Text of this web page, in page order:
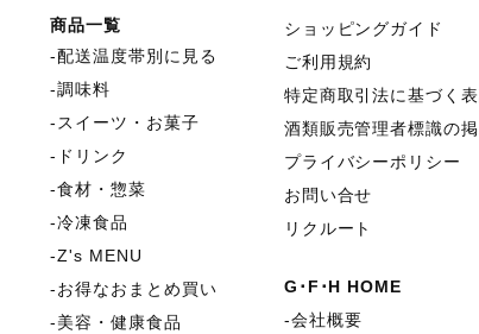
商品一覧
配送温度帯別に見る
調味料
スイーツ・お菓子
ドリンク
食材・惣菜
冷凍食品
Z's MENU
お得なおまとめ買い
美容・健康食品
ショッピングガイド
ご利用規約
特定商取引法に基づく
酒類販売管理者標識の
プライバシーポリシー
お問い合せ
リクルート
G･F･H HOME
会社概要